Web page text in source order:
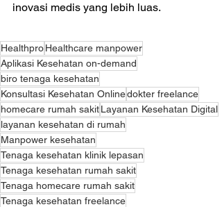
inovasi medis yang lebih luas.
HealthproHealthcare manpower
Aplikasi Kesehatan on-demand
biro tenaga kesehatan
Konsultasi Kesehatan Onlinedokter freelance
homecare rumah sakitLayanan Kesehatan Digital
layanan kesehatan di rumah
Manpower kesehatan
Tenaga kesehatan klinik lepasan
Tenaga kesehatan rumah sakit
Tenaga homecare rumah sakit
Tenaga kesehatan freelance